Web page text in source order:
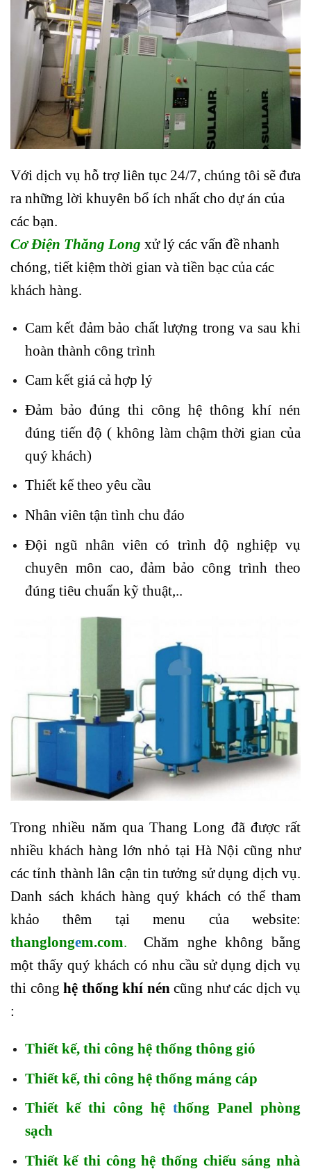
Với dịch vụ hỗ trợ liên tục 24/7, chúng tôi sẽ đưa
ra những lời khuyên bổ ích nhất cho dự án của
các bạn.
Cơ Điện Thăng Long xử lý các vấn đề nhanh
chóng, tiết kiệm thời gian và tiền bạc của các
khách hàng.
Cam kết đảm bảo chất lượng trong va sau khi
hoàn thành công trình
Cam kết giá cả hợp lý
Đảm bảo đúng thi công hệ thông khí nén
đúng tiến độ ( không làm chậm thời gian của
quý khách)
Thiết kế theo yêu cầu
Nhân viên tận tình chu đáo
Đội ngũ nhân viên có trình độ nghiệp vụ
chuyên môn cao, đảm bảo công trình theo
đúng tiêu chuẩn kỹ thuật,..
Trong nhiều năm qua Thang Long đã được rất
nhiều khách hàng lớn nhỏ tại Hà Nội cũng như
các tỉnh thành lân cận tin tưởng sử dụng dịch vụ.
Danh sách khách hàng quý khách có thể tham
khảo thêm tại menu của website:
thanglongem.com. Chăm nghe không bằng
một thấy quý khách có nhu cầu sử dụng dịch vụ
thi công hệ thống khí nén cũng như các dịch vụ
:
Thiết kế, thi công hệ thống thông gió
Thiết kế, thi công hệ thống máng cáp
Thiết kế thi công hệthống Panel phòng
sạch
Thiết kế thi công hệ thống chiếu sáng nhà